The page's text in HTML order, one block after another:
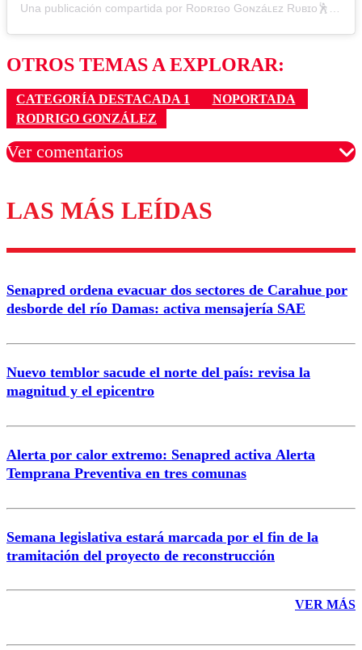
Una publicación compartida por Rᴏᴅʀɪɢᴏ Gᴏɴᴢáʟᴇᴢ Rᴜʙɪᴏ🕺 (@gonzalezcomediante)
OTROS TEMAS A EXPLORAR:
CATEGORÍA DESTACADA 1
NOPORTADA
RODRIGO GONZÁLEZ
Ver comentarios
Los comentarios son moderados para garantizar un
diálogo respetuoso.
Correo
LAS MÁS LEÍDAS
Senapred ordena evacuar dos sectores de Carahue por
desborde del río Damas: activa mensajería SAE
Nuevo temblor sacude el norte del país: revisa la
magnitud y el epicentro
Alerta por calor extremo: Senapred activa Alerta
Temprana Preventiva en tres comunas
Semana legislativa estará marcada por el fin de la
tramitación del proyecto de reconstrucción
VER MÁS